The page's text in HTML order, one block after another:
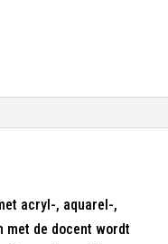
acryl-, aquarel-,
met de docent wordt